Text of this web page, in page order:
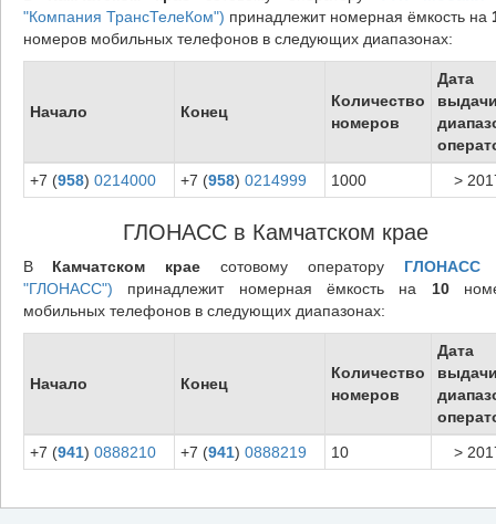
"Компания ТрансТелеКом") принадлежит номерная ёмкость на
номеров мобильных телефонов в следующих диапазонах:
Начало Конец
Количество
номеров
Дата
+7 (958) 0214000 +7 (958) 0214999 1000 >
ГЛОНАСС в Камчатском крае
В Камчатском крае сотовому оператору ГЛОНАСС
"ГЛОНАСС") принадлежит номерная ёмкость на 10
мобильных телефонов в следующих диапазонах:
Начало Конец
Количество
номеров
Дата
+7 (941) 0888210 +7 (941) 0888219 10 >